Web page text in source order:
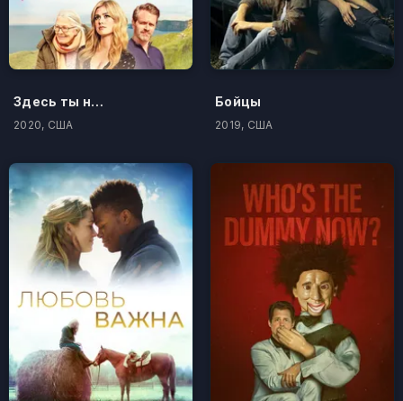
Здесь ты найдешь меня
2020, США
Бойцы
2019, США